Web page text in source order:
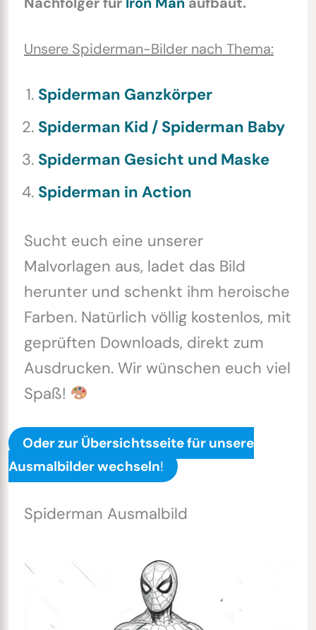
Unsere Spiderman-Bilder nach Thema:
Spiderman Ganzkörper
Spiderman Kid / Spiderman Baby
Spiderman Gesicht und Maske
Spiderman in Action
Sucht euch eine unserer
Malvorlagen aus, ladet das Bild
herunter und schenkt ihm heroische
Farben. Natürlich völlig kostenlos, mit
geprüften Downloads, direkt zum
Ausdrucken. Wir wünschen euch viel
Spaß!
Oder zur Übersichtsseite für unsere
Ausmalbilder wechseln!
Spiderman Ausmalbild